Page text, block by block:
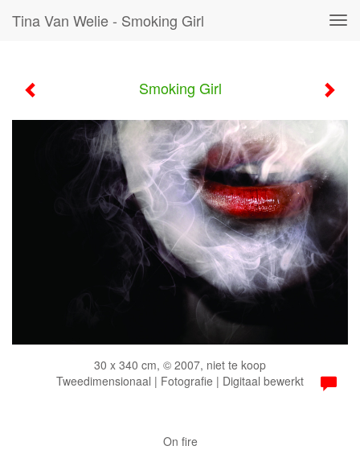
Tina Van Welie - Smoking Girl
Smoking Girl
30 x 340 cm, © 2007, niet te koop
Tweedimensionaal | Fotografie | Digitaal bewerkt
On fire